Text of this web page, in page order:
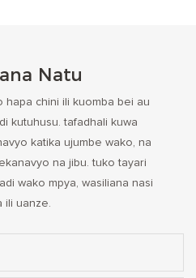
Natu
hapa chini ili kuomba bei au
kutuhusu. tafadhali kuwa
katika ujumbe wako, na
na jibu. tuko tayari
wako mpya, wasiliana nasi
ili uanze.